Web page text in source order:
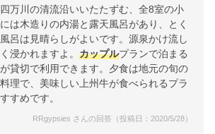
四万川の清流沿いいたたずむ、全8室の小
は木造りの内湯と露天風呂があり、とく
呂は見晴らしがよいです。源泉かけ流し
浸かれますよ。 カップルプランで泊まる
貸切で利用できます。夕食は地元の旬の
理で、美味しい上州牛が食べられるプラ
すめです。
RRgypsies さんの回答（投稿日：2020/5/28）